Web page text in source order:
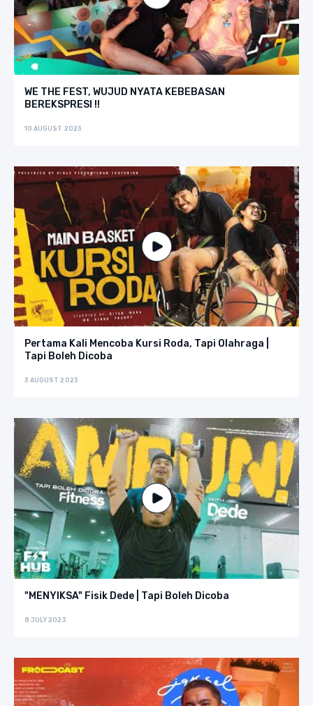
WE THE FEST, WUJUD NYATA KEBEBASAN
BEREKSPRESI !!
10 AUGUST 2023
Pertama Kali Mencoba Kursi Roda, Tapi Olahraga |
Tapi Boleh Dicoba
3 AUGUST 2023
"MENYIKSA" Fisik Dede | Tapi Boleh Dicoba
8 JULY 2023